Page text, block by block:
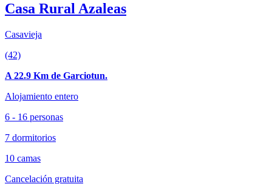
Casa Rural Azaleas
Casavieja
(42)
A 22.9 Km de Garciotun.
Alojamiento entero
6 - 16 personas
7 dormitorios
10 camas
Cancelación gratuita